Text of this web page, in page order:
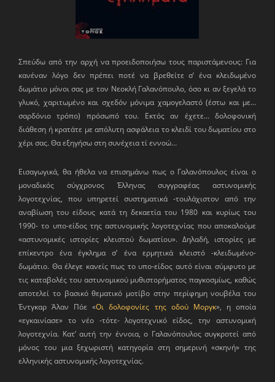
Σπεύδω από την αρχή να προειδοποιήσω τους παριστάμενους: Για
κανέναν λόγο δεν πρέπει ποτέ να βρεθείτε σ’ ένα κλειδωμένο
δωμάτιο μόνοι σας με τον Νεοκλή Γαλανόπουλο, όσο κι αν ξεγελά το
γλυκό, χαριτωμένο και σχεδόν μόνιμα χαμογελαστό (έστω και με…
σαρδόνιο τρόπο) πρόσωπό του. Εκτός αν έχετε… δολοφονική
διάθεση ή κρατάτε με απόλυτη ασφάλεια το κλειδί του δωματίου στο
χέρι σας. Θα εξηγήσω στη συνέχεια τί εννοώ…
Εισαγωγικά, θα ήθελα να επισημάνω πως ο Γαλανόπουλος είναι ο
μοναδικός σύγχρονος Έλληνας συγγραφέας αστυνομικής
λογοτεχνίας, που υπηρετεί συστηματικά -τουλάχιστον από την
αναβίωση του είδους κατά τη δεκαετία του 1980 και κυρίως του
1990- το υπο-είδος της αστυνομικής λογοτεχνίας που αποκαλούμε
«αστυνομικές ιστορίες κλειστού δωματίου». Δηλαδή, ιστορίες με
επίκεντρο ένα έγκλημα σ’ ένα ερμητικά κλειστό -κλειδωμένο-
δωμάτιο. Θα έλεγε κανείς πως το υπο-είδος αυτό είναι σύμφυτο με
τις καταβολές του αστυνομικού μυθιστορήματος παγκοσμίως, καθώς
αποτελεί το βασικό θεματικό μοτίβο στην περίφημη νουβέλα του
Έντγκαρ Άλαν Πόε «Οι δολοφονίες της οδού Μοργκ», η οποία
«εγκαινίασε» το νέο -τότε- λογοτεχνικό είδος, την αστυνομική
λογοτεχνία. Κατ’ αυτή την έννοια, ο Γαλανόπουλος συγκροτεί από
μόνος του μια ξεχωριστή κατηγορία στη σημερινή «σκηνή» της
ελληνικής αστυνομικής λογοτεχνίας.